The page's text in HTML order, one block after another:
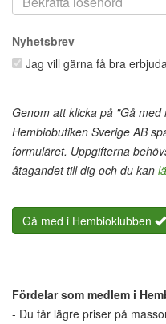
Nyhetsbrev
Jag vill gärna få bra
Genom att klicka på "Gå
Hembiobutiken Sverige AB
formuläret. Uppgifterna
åtagandet till dig och du kan
Gå med i Hembioklubben
Fördelar som medlem i
- Du får lägre priser på